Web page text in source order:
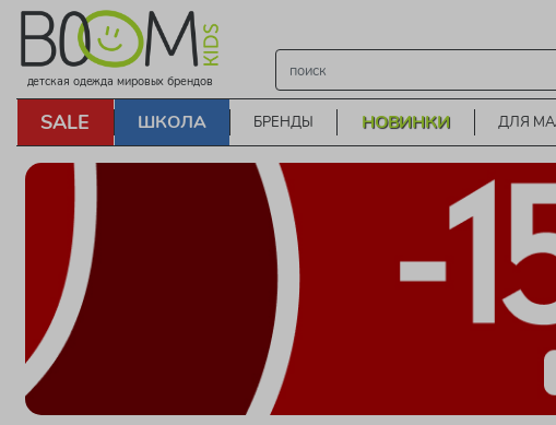
детская одежда мировых брендов
SALE ШКОЛА БРЕНДЫ НОВИНКИ ДЛЯ